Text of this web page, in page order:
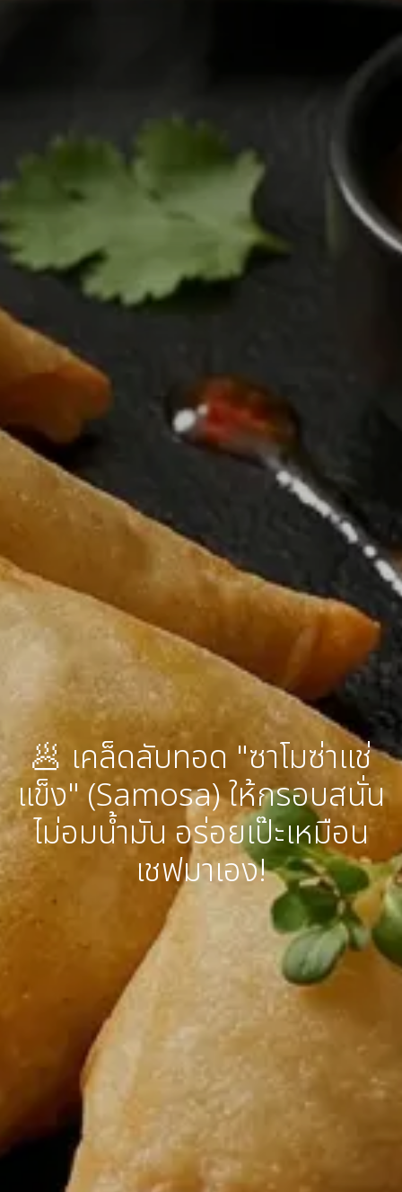
🥟 เคล็ดลับทอด "ซาโมซ่าแช่
แข็ง" (Samosa) ให้กรอบสนั่น
ไม่อมน้ำมัน อร่อยเป๊ะเหมือน
เชฟมาเอง!